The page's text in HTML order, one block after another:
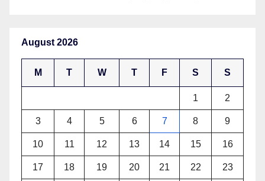
August 2026
M T W T F S S
1 2
3 4 5 6 7 8 9
10 11 12 13 14 15 16
17 18 19 20 21 22 23